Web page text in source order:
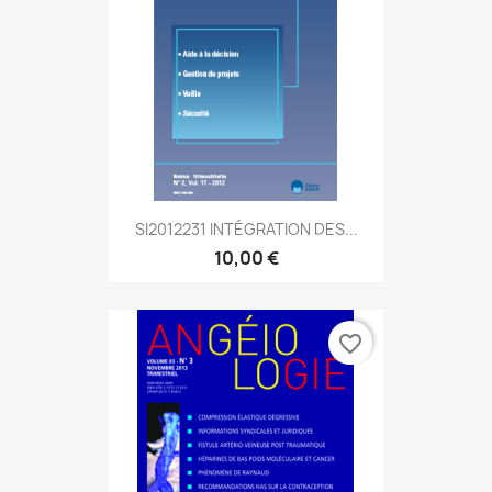
SI2012231 INTÉGRATION DES...
10,00 €
favorite_border